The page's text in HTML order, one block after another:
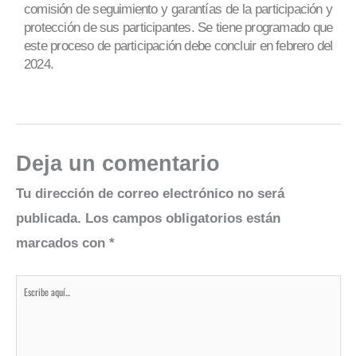
comisión de seguimiento y garantías de la participación y
protección de sus participantes. Se tiene programado que
este proceso de participación debe concluir en febrero del
2024.
Deja un comentario
Tu dirección de correo electrónico no será
publicada. Los campos obligatorios están
marcados con *
Escribe